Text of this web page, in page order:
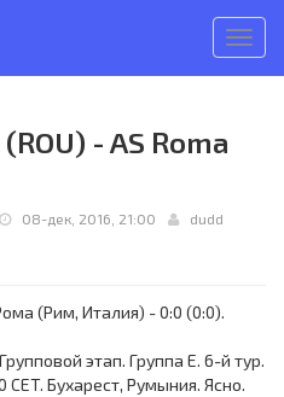
меню
- AS Roma
08-дек, 2016, 21:00
dudd
(Рим, Италия) - 0:0 (0:0).
этап. Группа E. 6-й тур.
CET. Бухарест, Румыния. Ясно.